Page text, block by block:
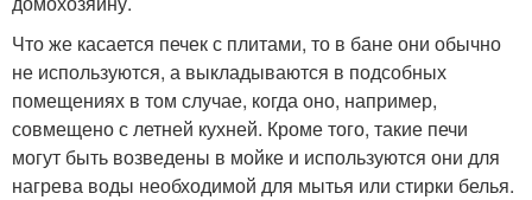
Что же касается печек с плитами, то в бане они обычно
не используются, а выкладываются в подсобных
помещениях в том случае, когда оно, например,
совмещено с летней кухней. Кроме того, такие печи
могут быть возведены в мойке и используются они для
нагрева воды необходимой для мытья или стирки белья.